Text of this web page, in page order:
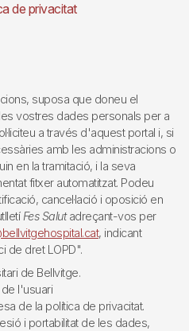
de privacitat
suposa que doneu el
vostres dades personals per a
a través d'aquest portal i, si
amb les administracions o
en la tramitació, i la seva
fitxer automatitzat. Podeu
cancel·lació i oposició en
Fes Salutadreçant-vos per
, indicant
de dret LOPD".
de Bellvitge.
l'usuari
de la política de privacitat.
i portabilitat de les dades,